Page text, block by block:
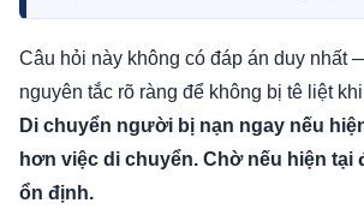
Câu hỏi này không có đáp án duy nhất
nguyên tắc rõ ràng để không bị tê liệt
Di chuyển người bị nạn ngay nếu
hơn việc di chuyển. Chờ nếu hiện
ổn định.